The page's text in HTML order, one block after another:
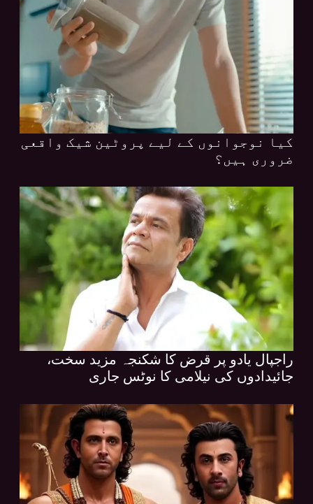
کیا نوجوانوں کے لیے پروٹین شیک واقعی
ضروری ہیں؟
راجپال یادو پر قرض کا شکنجہ مزید سخت،
جائیدادوں کی نیلامی کا نوٹس جاری